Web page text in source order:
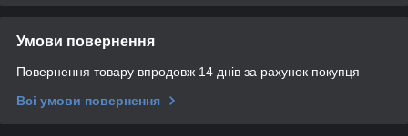
Умови повернення
Повернення товару впродовж 14 днів за рахунок покупця
Всі умови повернення